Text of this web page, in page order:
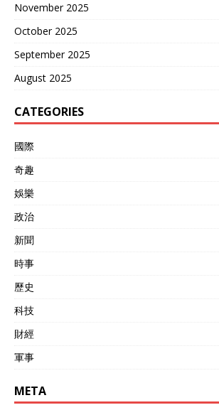
November 2025
October 2025
September 2025
August 2025
CATEGORIES
國際
奇趣
娛樂
政治
新聞
時事
歷史
科技
財經
軍事
META